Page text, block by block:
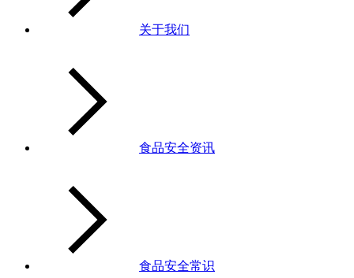
关于我们
食品安全资讯
食品安全常识